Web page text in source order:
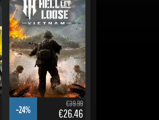
-24%
€39.99
€26.46